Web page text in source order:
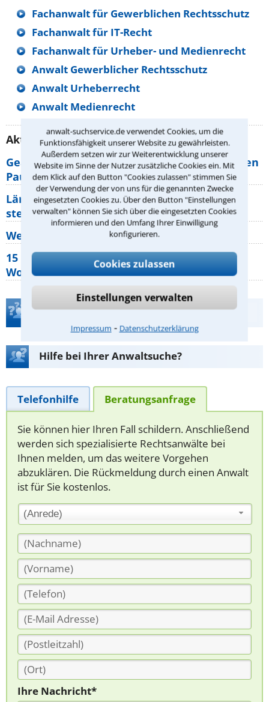
anwalt-suchservice.de verwendet Cookies, um die
Funktionsfähigkeit unserer Website zu gewährleisten.
Außerdem setzen wir zur Weiterentwicklung unserer
Website im Sinne der Nutzer zusätzliche Cookies ein. Mit
dem Klick auf den Button "Cookies zulassen" stimmen Sie
der Verwendung der von uns für die genannten Zwecke
eingesetzten Cookies zu. Über den Button "Einstellungen
verwalten" können Sie sich über die eingesetzten Cookies
informieren und den Umfang Ihrer Einwilligung
konfigurieren.
Cookies zulassen
Einstellungen verwalten
Impressum ⁃ Datenschutzerklärung
Fachanwalt für Gewerblichen Rechtsschutz
Fachanwalt für IT-Recht
Fachanwalt für Urheber- und Medienrecht
Anwalt Gewerblicher Rechtsschutz
Anwalt Urheberrecht
Anwalt Medienrecht
Aktuelle Rechtstipps unserer Redaktion
Geänderte Abflugzeiten: Welche Rechte haben
Pauschalurlauber?
Lärm von den Nachbarn: Welche Rechte
stehen mir zu?
Wer muss Zweitwohnungssteuer zahlen?
15 elementare Rechte, die jeder
Wohnungseigentümer kennen sollte
Teste Dein Rechtswissen
Hilfe bei Ihrer Anwaltsuche?
Telefonhilfe Beratungsanfrage
Sie können hier Ihren Fall schildern. Anschließend
werden sich spezialisierte Rechtsanwälte bei
Ihnen melden, um das weitere Vorgehen
abzuklären. Die Rückmeldung durch einen Anwalt
ist für Sie kostenlos.
(Anrede)
Ihre Nachricht*